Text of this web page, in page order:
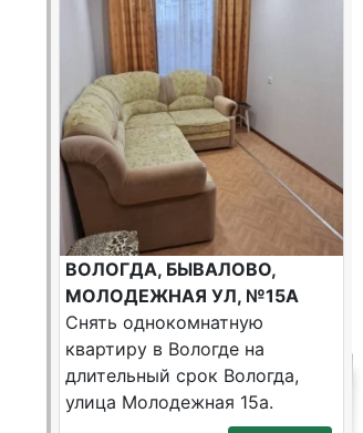
ВОЛОГДА, БЫВАЛОВО,
МОЛОДЕЖНАЯ УЛ, №15А
Снять однокомнатную
квартиру в Вологде на
длительный срок Вологда,
улица Молодежная 15а.